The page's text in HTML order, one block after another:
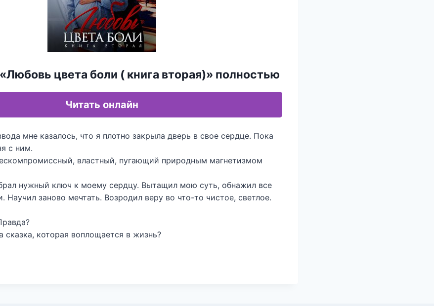
цвета боли ( книга вторая)» полностью
Читать онлайн
мне казалось, что я плотно закрыла дверь в свое сердце. Пока
с ним.
властный, пугающий природным магнетизмом
нужный ключ к моему сердцу. Вытащил мою суть, обнажил все
Научил заново мечтать. Возродил веру во что-то чистое, светлое.
сказка, которая воплощается в жизнь?